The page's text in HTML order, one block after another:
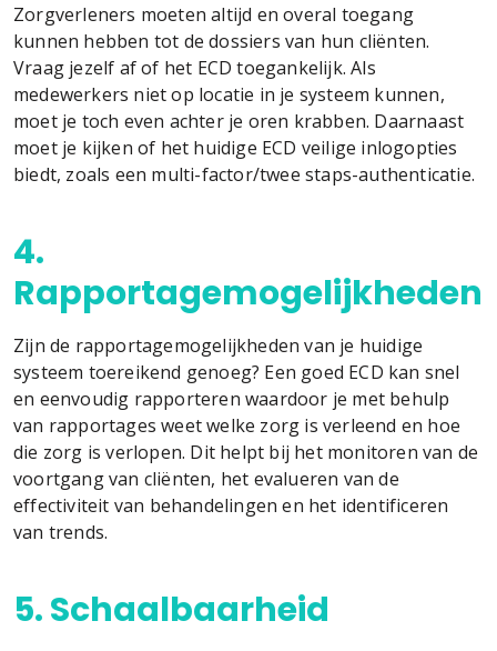
Zorgverleners moeten altijd en overal toegang
kunnen hebben tot de dossiers van hun cliënten.
Vraag jezelf af of het ECD toegankelijk. Als
medewerkers niet op locatie in je systeem kunnen,
moet je toch even achter je oren krabben. Daarnaast
moet je kijken of het huidige ECD veilige inlogopties
biedt, zoals een multi-factor/twee staps-authenticatie.
4.
Rapportagemogelijkheden
Zijn de rapportagemogelijkheden van je huidige
systeem toereikend genoeg? Een goed ECD kan snel
en eenvoudig rapporteren waardoor je met behulp
van rapportages weet welke zorg is verleend en hoe
die zorg is verlopen. Dit helpt bij het monitoren van de
voortgang van cliënten, het evalueren van de
effectiviteit van behandelingen en het identificeren
van trends.
5. Schaalbaarheid